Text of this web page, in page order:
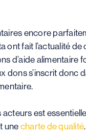
encore
ont fait l’actualité
d’aide
dons s’inscrit
est
une charte de qualité